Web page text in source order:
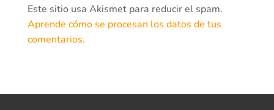
Este sitio usa Akismet para reducir el spam.
Aprende cómo se procesan los datos de tus
comentarios.